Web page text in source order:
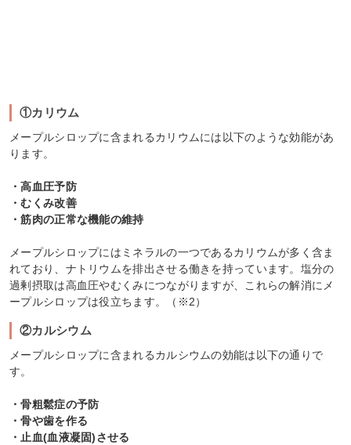
①カリウム
メープルシロップに含まれるカリウムには以下のような効能があ
ります。
・高血圧予防
・むくみ改善
・筋肉の正常な機能の維持
メープルシロップにはミネラルの一つであるカリウムが多く含ま
れており、ナトリウムを排出させる働きを持っています。塩分の
過剰摂取は高血圧やむくみにつながりますが、これらの解消にメ
ープルシロップは役立ちます。（※2）
②カルシウム
メープルシロップに含まれるカルシウムの効能は以下の通りで
す。
・骨粗鬆症の予防
・骨や歯を作る
・止血(血液凝固)させる